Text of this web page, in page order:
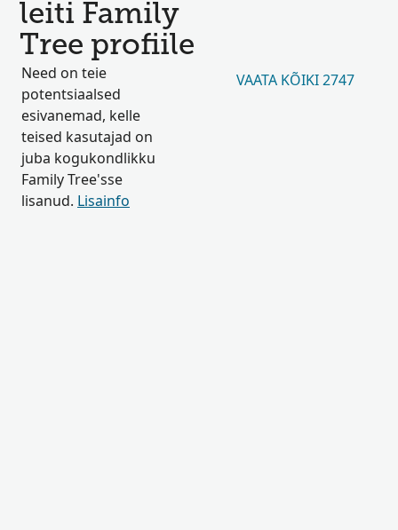
leiti Family
Tree profiile
Need on teie
potentsiaalsed
esivanemad, kelle
teised kasutajad on
juba kogukondlikku
Family Tree'sse
lisanud. Lisainfo
VAATA KÕIKI 2747